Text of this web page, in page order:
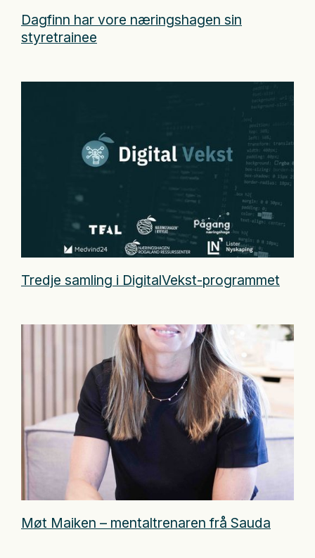
Dagfinn har vore næringshagen sin
styretrainee
Tredje samling i DigitalVekst-programmet
Møt Maiken – mentaltrenaren frå Sauda